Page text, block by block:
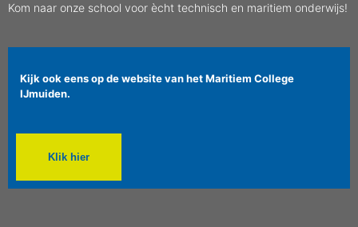
Kom naar onze school voor ècht technisch en maritiem onderwijs!
Kijk ook eens op de website van het Maritiem College
IJmuiden.
Klik hier